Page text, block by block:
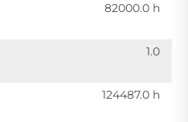
82000.0 h
1.0
124487.0 h